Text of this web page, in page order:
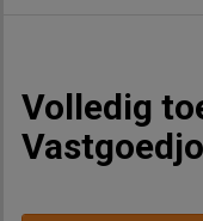
Volledig